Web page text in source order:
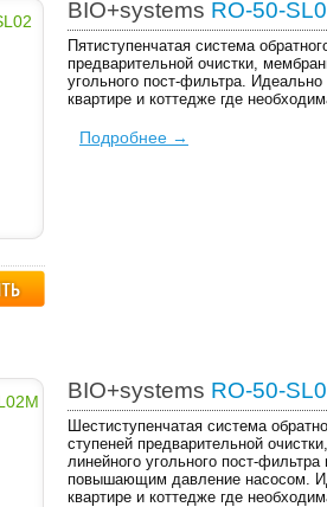
BIO+systems RO-50-
Пятиступенчатая система
предварительной очистки,
угольного пост-фильтра.
квартире и коттедже где
Подробнее →
BIO+systems RO-50-
Шестиступенчатая система
ступеней предварительной
линейного угольного пост-
повышающим давление насосом.
квартире и коттедже где